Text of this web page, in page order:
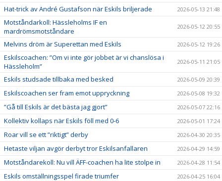
Hat-trick av André Gustafson när Eskils briljerade 2026-05-13 21:48
Motståndarkoll: Hässleholms IF en
mardrömsmotståndare
2026-05-12 20:55
Melvins dröm är Superettan med Eskils 2026-05-12 19:26
Eskilscoachen: ”Om vi inte gör jobbet är vi chanslösa i
Hässleholm”
2026-05-11 21:05
Eskils studsade tillbaka med besked 2026-05-09 20:39
Eskilscoachen ser fram emot uppryckning 2026-05-08 19:32
”Gå till Eskils är det bästa jag gjort” 2026-05-07 22:16
Kollektiv kollaps när Eskils föll med 0-6 2026-05-01 17:24
Roar vill se ett ”riktigt” derby 2026-04-30 20:35
Hetaste viljan avgör derbyt tror Eskilsanfallaren 2026-04-29 14:59
Motståndarekoll: Nu vill ÄFF-coachen ha lite stolpe in 2026-04-28 11:54
Eskils omställningsspel firade triumfer 2026-04-25 16:04